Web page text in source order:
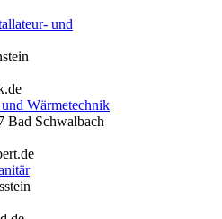
und
Wärmetechnik
Bad Schwalbach